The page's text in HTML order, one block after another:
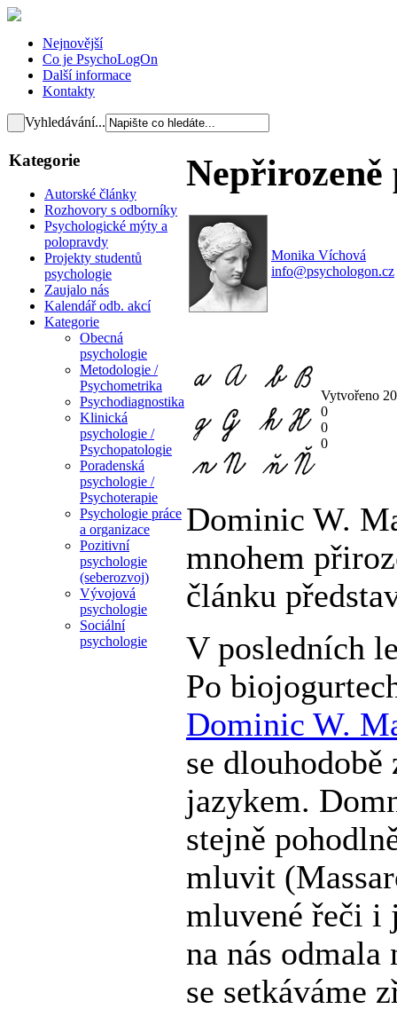
Nejnovější
Co je PsychoLogOn
Další informace
Kontakty
Vyhledávání...
Kategorie
Autorské články
Rozhovory s odborníky
Psychologické mýty a
polopravdy
Projekty studentů
psychologie
Zaujalo nás
Kalendář odb. akcí
Kategorie
Obecná
psychologie
Metodologie /
Psychometrika
Psychodiagnostika
Klinická
psychologie /
Psychopatologie
Poradenská
psychologie /
Psychoterapie
Psychologie práce
a organizace
Pozitivní
psychologie
(seberozvoj)
Vývojová
psychologie
Sociální
psychologie
Nepřirozeně
Monika Víchová
info@psychologon.cz
Vytvořeno
0
0
0
Dominic W.
mnohem
článku
V posledních
Po
Dominic W.
se
jazykem.
stejně
mluvit
mluvené řeči i
na nás
se setkáváme